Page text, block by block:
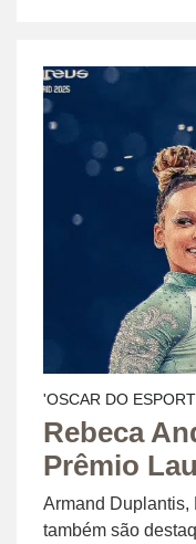
'OSCAR DO
Rebeca
Prêmio
Armand Duplantis,
também são